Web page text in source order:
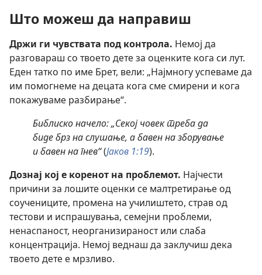
Што можеш да направиш
Држи ги чувствата под контрола. Немој да
разговараш со твоето дете за оценките кога си лут.
Еден татко по име Брет, вели: „Најмногу успеваме да
им помогнеме на децата кога сме смирени и кога
покажуваме разбирање“.
Библиско начело: „Секој човек треба да
биде брз на слушање, а бавен на зборување
и бавен на гнев“(Јаков 1:19).
Дознај кој е коренот на проблемот. Најчести
причини за лошите оценки се малтретирање од
соучениците, промена на училиштето, страв од
тестови и испрашувања, семејни проблеми,
ненаспаност, неорганизираност или слаба
концентрација. Немој веднаш да заклучиш дека
твоето дете е мрзливо.